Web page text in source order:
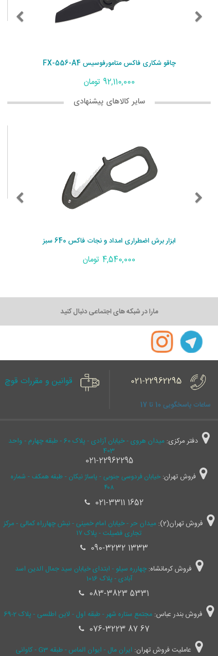
چاقو شکاری فاکس متامورفوسیس FX-556-A4
92,110,000 تومان
سایر کالاهای پیشنهادی
ابزار برش اضطراری امداد و نجات فاکس 640 سبز
4,540,000 تومان
مارا در شبکه های اجتماعی دنبال کنید
021-22962295
ساعات پاسخگویی 10 تا 17
قوانین و مقررات قوچ
دفتر مرکزی:
میدان هروی - خیابان آزادی - پلاک 60 - طبقه چهارم - واحد
403
021-22962295
فروش تهران: خیابان فردوسی جنوبی - پاساژ نیکان - طبقه همکف - شماره
۴۰۸
021-3311 1652
فروش تهران(2):
میدان حر - خیابان امام خمینی - نبش چهارراه کمالی - مرکز
تجاری فضیلت - پلاک ۱۷
090-3232 1333
فروش کرمانشاه:چهارره سیلو - ابتدای خیابان سید جمال ‌الدین اسد
آبادی - پلاک 1016
083-3823 5331
فروش بندر عباس: مجتمع ستاره شهر - طبقه اول - لاین اطلسی - پلاک 2-69
076-3223 87 67
عاملیت فروش تهران:
ایران مال - ایوان الماس - طبقه G3 - کاوانی